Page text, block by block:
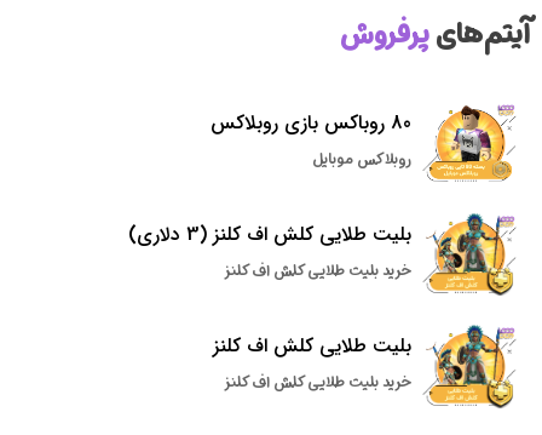
آیتم‌هایپرفروش
80 روباکس بازی روبلاکس
روبلاکس موبایل
بلیت طلایی کلش اف کلنز (3 دلاری)
خرید بلیت طلایی کلش اف کلنز
بلیت طلایی کلش اف کلنز
خرید بلیت طلایی کلش اف کلنز